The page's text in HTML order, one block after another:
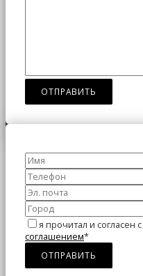
я прочитал и согласен с
соглашением*